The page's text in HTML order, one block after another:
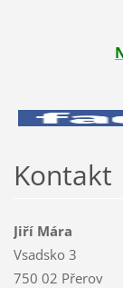
Kontakt
Jiří Mára
Vsadsko 3
750 02 Přerov